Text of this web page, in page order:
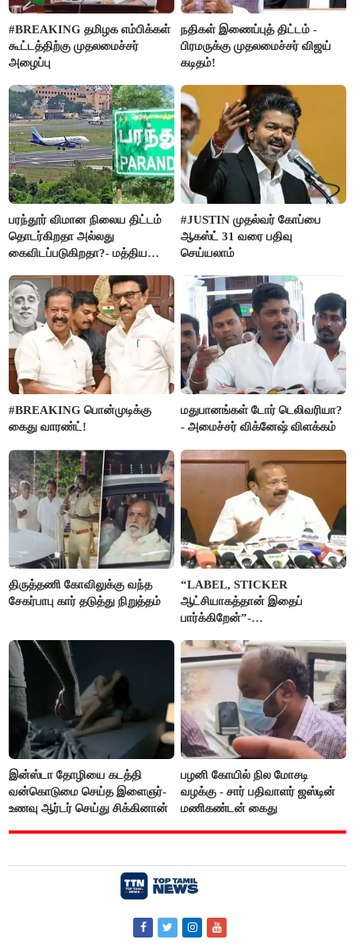
#BREAKING தமிழக எம்பிக்கள்
கூட்டத்திற்கு முதலமைச்சர்
அழைப்பு
நதிகள் இணைப்புத் திட்டம் -
பிரமருக்கு முதலமைச்சர் விஜய்
கடிதம்!
பரந்தூர் விமான நிலைய திட்டம்
தொடர்கிறதா அல்லது
கைவிடப்படுகிறதா?- மத்திய
#JUSTIN முதல்வர் கோப்பை
ஆகஸ்ட் 31 வரை பதிவு
செய்யலாம்
#BREAKING பொன்முடிக்கு
கைது வாரண்ட்!
மதுபானங்கள் டோர் டெலிவரியா?
- அமைச்சர் விக்னேஷ் விளக்கம்
திருத்தணி கோவிலுக்கு வந்த
சேகர்பாபு கார் தடுத்து நிறுத்தம்
“LABEL, STICKER
ஆட்சியாகத்தான் இதைப்
பார்க்கிறேன்”-
இன்ஸ்டா தோழியை கடத்தி
வன்கொடுமை செய்த இளைஞர்-
உணவு ஆர்டர் செய்து சிக்கினான்
பழனி கோயில் நில மோசடி
வழக்கு - சார் பதிவாளர் ஜஸ்டின்
மணிகண்டன் கைது